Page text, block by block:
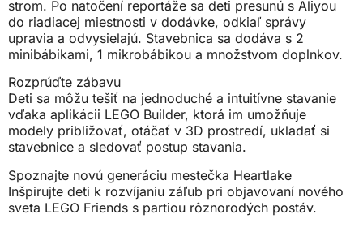
strom. Po natočení reportáže sa deti presunú s Aliyou
do riadiacej miestnosti v dodávke, odkiaľ správy
upravia a odvysielajú. Stavebnica sa dodáva s 2
minibábikami, 1 mikrobábikou a množstvom doplnkov.
Rozprúďte zábavu
Deti sa môžu tešiť na jednoduché a intuitívne stavanie
vďaka aplikácii LEGO Builder, ktorá im umožňuje
modely približovať, otáčať v 3D prostredí, ukladať si
stavebnice a sledovať postup stavania.
Spoznajte novú generáciu mestečka Heartlake
Inšpirujte deti k rozvíjaniu záľub pri objavovaní nového
sveta LEGO Friends s partiou rôznorodých postáv.